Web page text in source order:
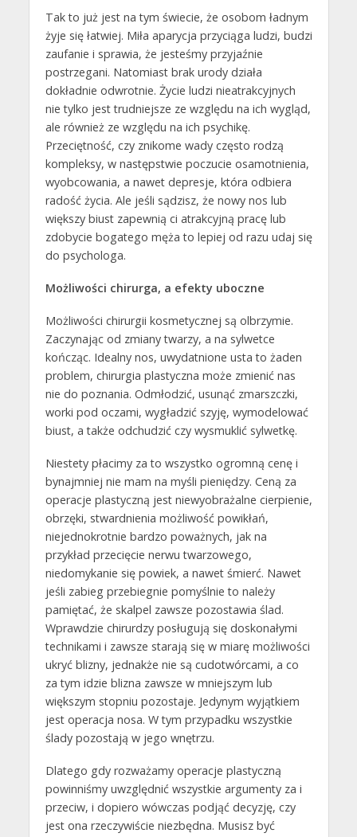
Tak to już jest na tym świecie, że osobom ładnym
żyje się łatwiej. Miła aparycja przyciąga ludzi, budzi
zaufanie i sprawia, że jesteśmy przyjaźnie
postrzegani. Natomiast brak urody działa
dokładnie odwrotnie. Życie ludzi nieatrakcyjnych
nie tylko jest trudniejsze ze względu na ich wygląd,
ale również ze względu na ich psychikę.
Przeciętność, czy znikome wady często rodzą
kompleksy, w następstwie poczucie osamotnienia,
wyobcowania, a nawet depresje, która odbiera
radość życia. Ale jeśli sądzisz, że nowy nos lub
większy biust zapewnią ci atrakcyjną pracę lub
zdobycie bogatego męża to lepiej od razu udaj się
do psychologa.
Możliwości chirurga, a efekty uboczne
Możliwości chirurgii kosmetycznej są olbrzymie.
Zaczynając od zmiany twarzy, a na sylwetce
kończąc. Idealny nos, uwydatnione usta to żaden
problem, chirurgia plastyczna może zmienić nas
nie do poznania. Odmłodzić, usunąć zmarszczki,
worki pod oczami, wygładzić szyję, wymodelować
biust, a także odchudzić czy wysmuklić sylwetkę.
Niestety płacimy za to wszystko ogromną cenę i
bynajmniej nie mam na myśli pieniędzy. Ceną za
operacje plastyczną jest niewyobrażalne cierpienie,
obrzęki, stwardnienia możliwość powikłań,
niejednokrotnie bardzo poważnych, jak na
przykład przecięcie nerwu twarzowego,
niedomykanie się powiek, a nawet śmierć. Nawet
jeśli zabieg przebiegnie pomyślnie to należy
pamiętać, że skalpel zawsze pozostawia ślad.
Wprawdzie chirurdzy posługują się doskonałymi
technikami i zawsze starają się w miarę możliwości
ukryć blizny, jednakże nie są cudotwórcami, a co
za tym idzie blizna zawsze w mniejszym lub
większym stopniu pozostaje. Jedynym wyjątkiem
jest operacja nosa. W tym przypadku wszystkie
ślady pozostają w jego wnętrzu.
Dlatego gdy rozważamy operacje plastyczną
powinniśmy uwzględnić wszystkie argumenty za i
przeciw, i dopiero wówczas podjąć decyzję, czy
jest ona rzeczywiście niezbędna. Musisz być